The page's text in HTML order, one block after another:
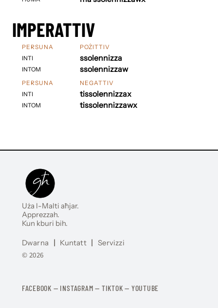
IMPERATTIV
PERSUNA
INTI
INTOM
POŻITTIV
ssolennizza
ssolennizzaw
PERSUNA
INTI
INTOM
NEGATTIV
tissolennizzax
tissolennizzawx
Uża l-Malti aħjar.
Apprezzah.
Kun kburi bih.
Dwarna | Kuntatt | Servizzi
© 2026
FACEBOOK — INSTAGRAM — TIKTOK — YOUTUBE